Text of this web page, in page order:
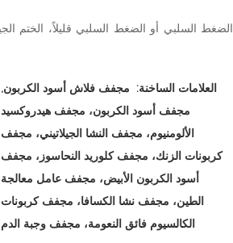
العلامات الساخنة:
مجفف فلاش أسود الكربون,
مجفف أسود الكربون، مجفف هيدروكسيد
الألومنيوم، مجفف النشا الجيلاتيني، مجفف
كربونات الزنك، مجفف كلوريد النحاسوز، مجفف
أسود الكربون الأبيض، مجفف عامل معالجة
الطين، مجفف نشا الكسافا، مجفف كربونات
الكالسيوم فائق النعومة، مجفف وجبة الدم